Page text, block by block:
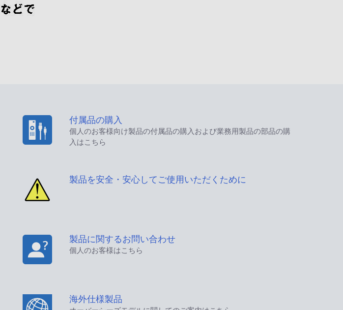
付属品の購入
個人のお客様向け製品の付属品の購入および業務用製品の部品の購
入はこちら
製品を安全・安心してご使用いただくために
製品に関するお問い合わせ
個人のお客様はこちら
海外仕様製品